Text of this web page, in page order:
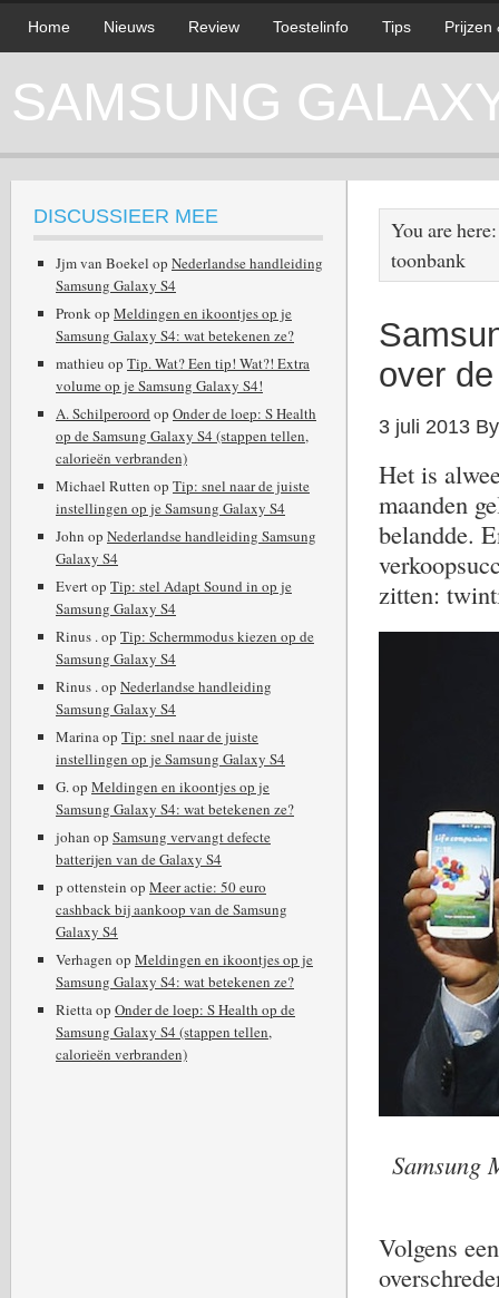
Home Nieuws Review Toestelinfo Tips Prijzen
SAMSUNG
You are
toonbank
over
3 juli 2013
Het is
maanden
belandde.
zitten:
Samsung
Volgens
DISCUSSIEER MEE
Jjm van Boekel op Nederlandse handleiding
Samsung Galaxy S4
Pronkop Meldingen en ikoontjes op je
Samsung Galaxy S4: wat betekenen ze?
mathieu op Tip. Wat? Een tip! Wat?! Extra
volume op je Samsung Galaxy S4!
A. Schilperoord op Onder de loep: S Health
op de Samsung Galaxy S4 (stappen tellen,
calorieën verbranden)
Michael Rutten op Tip: snel naar de juiste
instellingen op je Samsung Galaxy S4
John op Nederlandse handleiding Samsung
Galaxy S4
Evertop Tip: stel Adapt Sound in op je
Samsung Galaxy S4
Rinus .op Tip: Schermmodus kiezen op de
Samsung Galaxy S4
Rinus .op Nederlandse handleiding
Samsung Galaxy S4
Marinaop Tip: snel naar de juiste
instellingen op je Samsung Galaxy S4
G.op Meldingen en ikoontjes op je
Samsung Galaxy S4: wat betekenen ze?
johan op Samsung vervangt defecte
batterijen van de Galaxy S4
p ottenstein op Meer actie: 50 euro
cashback bij aankoop van de Samsung
Galaxy S4
Verhagen op Meldingen en ikoontjes op je
Samsung Galaxy S4: wat betekenen ze?
Riettaop Onder de loep: S Health op de
Samsung Galaxy S4 (stappen tellen,
calorieën verbranden)